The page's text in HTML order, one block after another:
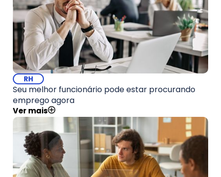
RH
Seu melhor funcionário pode estar procurando
emprego agora
Ver mais